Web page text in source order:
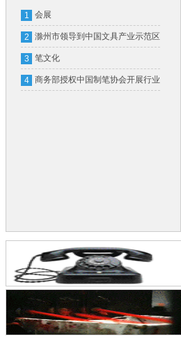
1 会展
2 滁州市领导到中国文具产业示范区
实地调研
3 笔文化
4 商务部授权中国制笔协会开展行业